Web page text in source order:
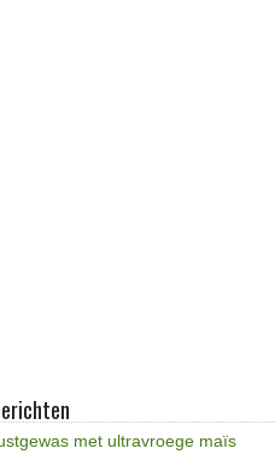
met ultravroege maïs